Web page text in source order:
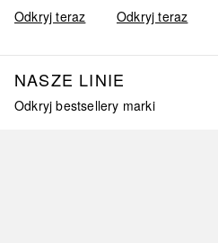
Odkryj teraz
Odkryj teraz
NASZE LINIE
Odkryj bestsellery marki